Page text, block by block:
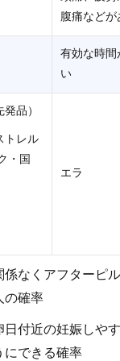
腹痛などが
有効な時間
い
品）
トレル
・国
エラ
なくアフターピ
の確率
付近の妊娠しや
にできる確率